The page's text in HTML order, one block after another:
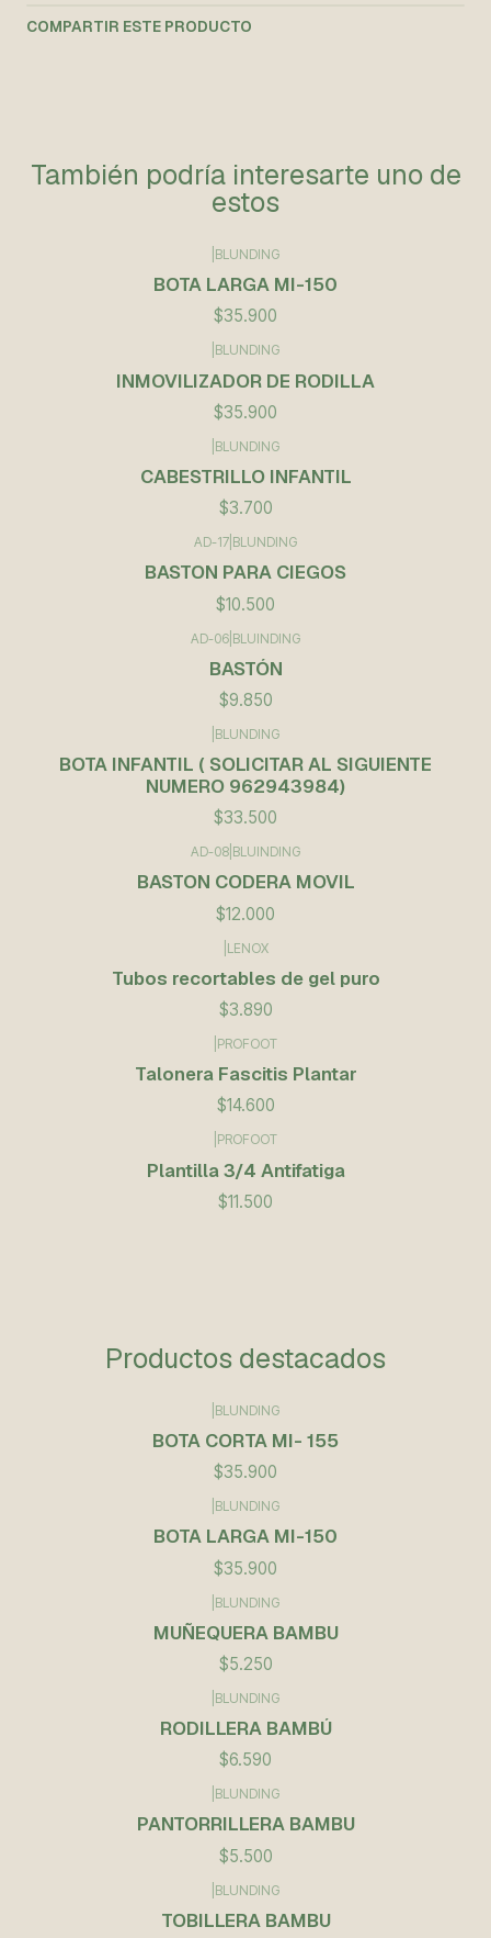
COMPARTIR ESTE PRODUCTO
También podría interesarte uno de
estos
BLUNDING
BOTA LARGA MI-150
$35.900
BLUNDING
INMOVILIZADOR DE RODILLA
$35.900
BLUNDING
CABESTRILLO INFANTIL
$3.700
AD-17 BLUNDING
BASTON PARA CIEGOS
$10.500
AD-06 BLUINDING
BASTÓN
$9.850
BLUNDING
BOTA INFANTIL ( SOLICITAR AL SIGUIENTE
NUMERO 962943984)
$33.500
AD-08 BLUINDING
BASTON CODERA MOVIL
$12.000
LENOX
Tubos recortables de gel puro
$3.890
PROFOOT
Talonera Fascitis Plantar
$14.600
PROFOOT
Plantilla 3/4 Antifatiga
$11.500
Productos destacados
BLUNDING
BOTA CORTA MI- 155
$35.900
BLUNDING
BOTA LARGA MI-150
$35.900
BLUNDING
MUÑEQUERA BAMBU
$5.250
BLUNDING
RODILLERA BAMBÚ
$6.590
BLUNDING
PANTORRILLERA BAMBU
$5.500
BLUNDING
TOBILLERA BAMBU